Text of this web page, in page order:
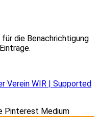
die Benachrichtigung
Verein WIR | Supported
Pinterest Medium